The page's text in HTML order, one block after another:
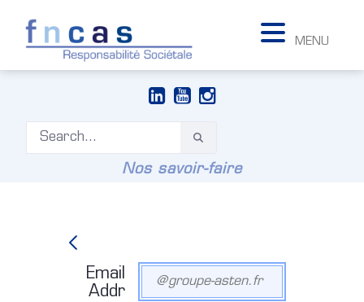
MENU
Nos savoir-faire
Sign In
Sign In
Email
Addr